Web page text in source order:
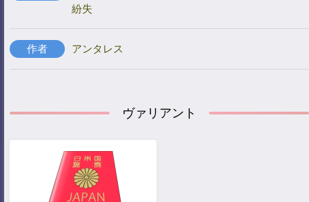
紛失
作者 アンタレス
ヴァリアント